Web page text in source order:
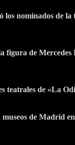
nominados de la
figura de Mercedes
teatrales de «La
de Madrid en